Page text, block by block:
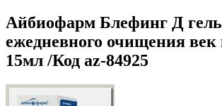
Айбиофарм Блефинг Д
ежедневного очищения век
15мл /Код az-84925